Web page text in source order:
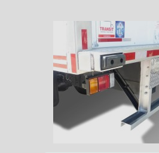
Pare-chocs ICC en acier
Pare-chocs ICC en acier
inoxydable
Pare-chocs ICC en aluminium
Pare-chocs ICC 3/4 en acier
Pare-chocs ICC 3/4 en acier